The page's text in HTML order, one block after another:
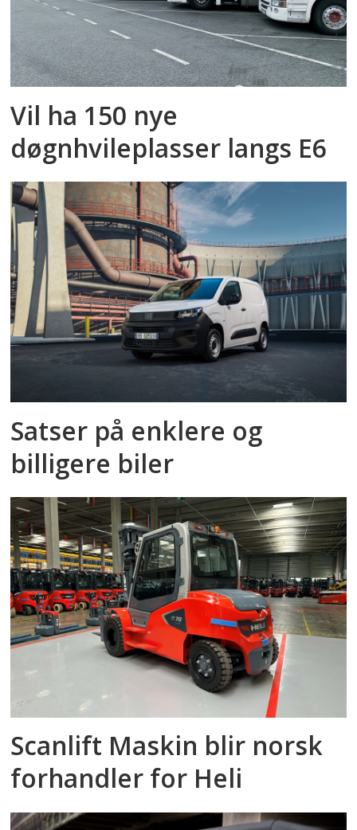
Vil ha 150 nye
døgnhvileplasser langs E6
Satser på enklere og
billigere biler
Scanlift Maskin blir norsk
forhandler for Heli